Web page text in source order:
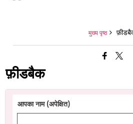
मुख्य पृष्ठ
फ़ीडबैक
आपका नाम (अपेक्षित)